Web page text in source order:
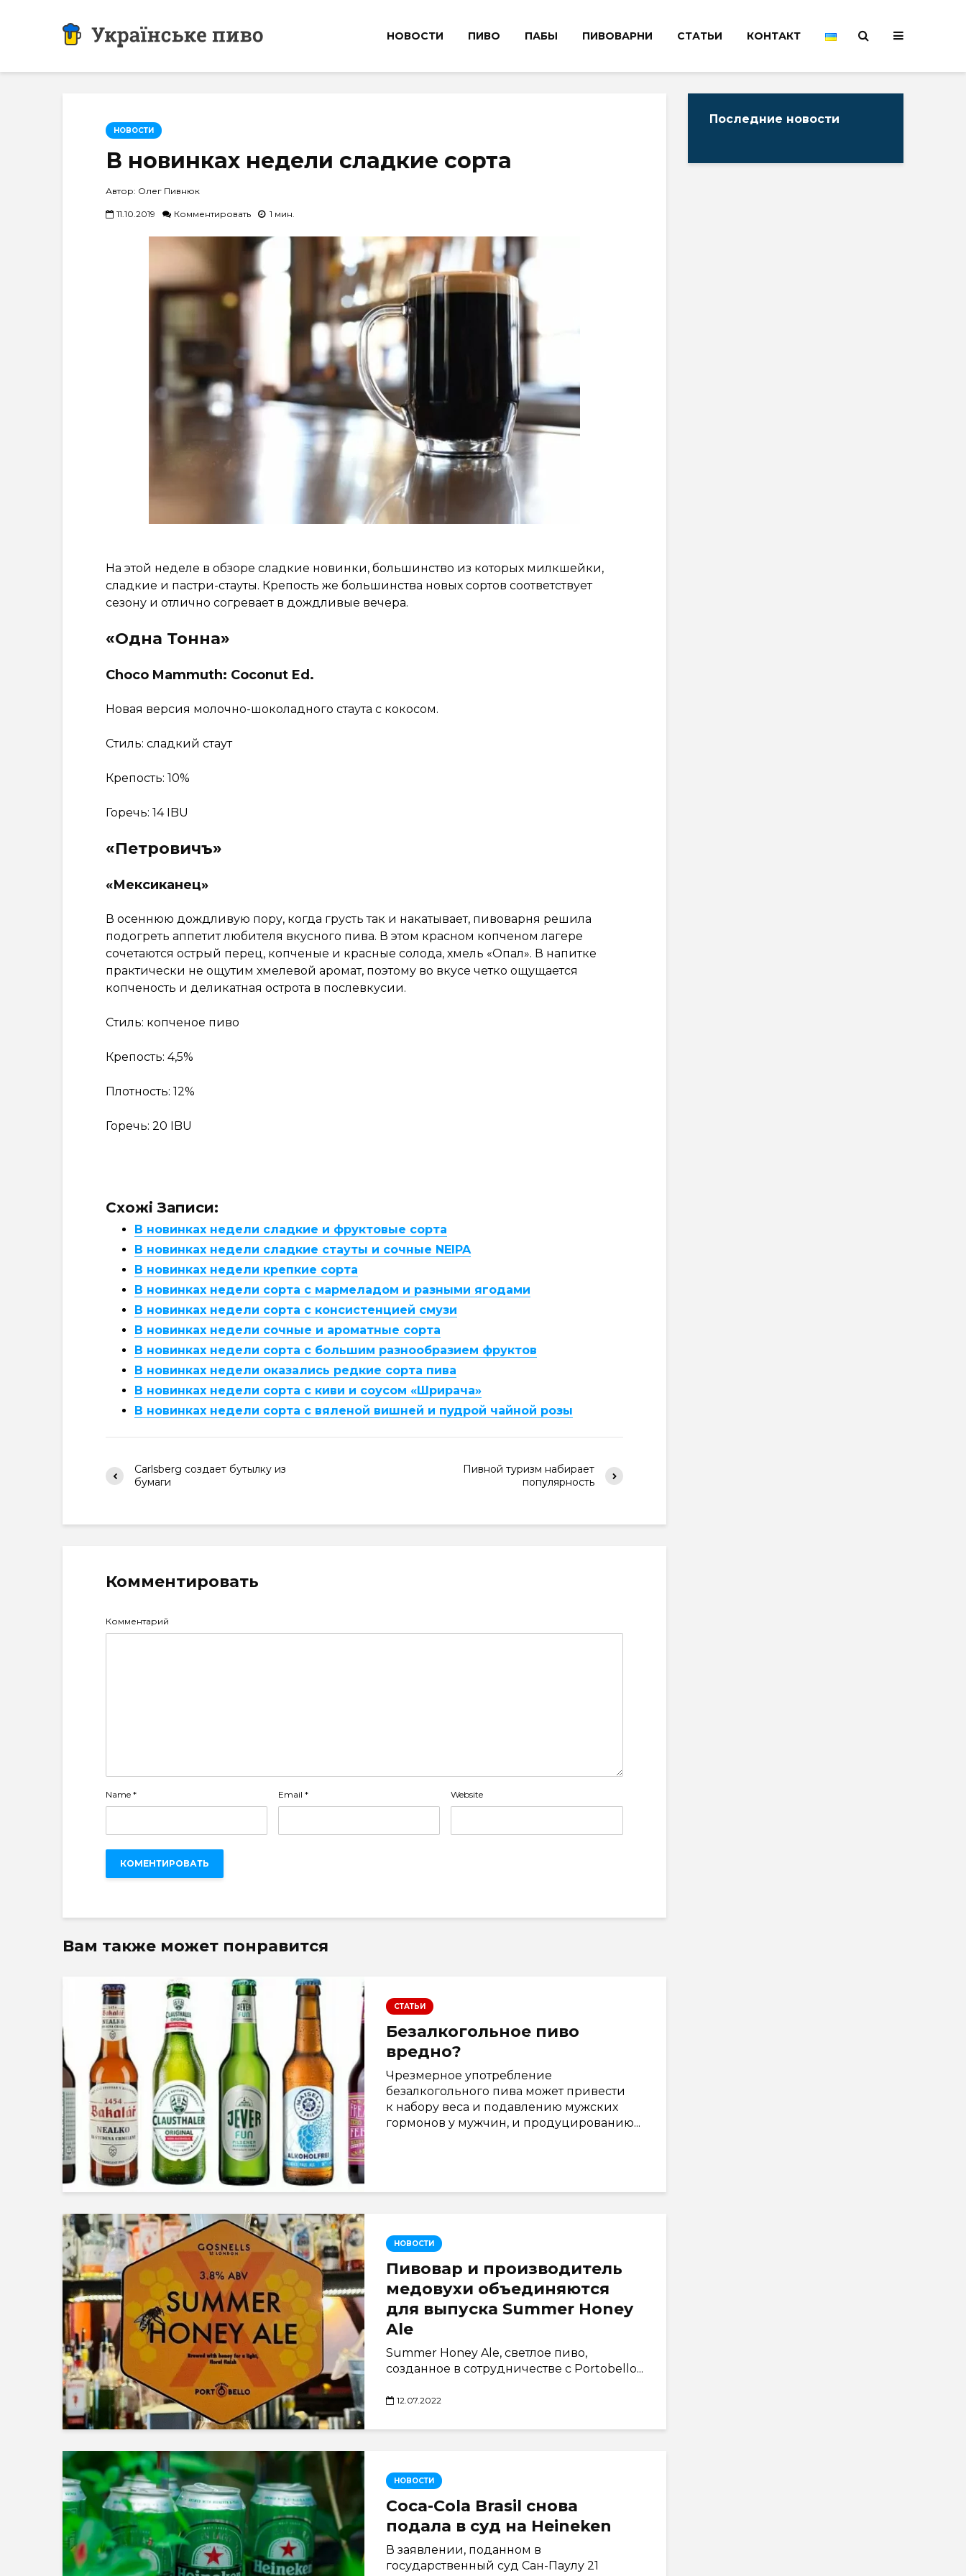
НОВОСТИ ПИВО ПАБЫ ПИВОВАРНИ СТАТЬИ КОНТАКТ
НОВОСТИ
В новинках недели сладкие сорта
Автор: Олег Пивнюк
11.10.2019 Комментировать 1 мин.
На этой неделе в обзоре сладкие новинки, большинство из которых милкшейки,
сладкие и пастри-стауты. Крепость же большинства новых сортов соответствует
сезону и отлично согревает в дождливые вечера.
«Одна Тонна»
Choco Mammuth: Coconut Ed.
Новая версия молочно-шоколадного стаута с кокосом.
Стиль: сладкий стаут
Крепость: 10%
Горечь: 14 IBU
«Петровичъ»
«Мексиканец»
В осеннюю дождливую пору, когда грусть так и накатывает, пивоварня решила
подогреть аппетит любителя вкусного пива. В этом красном копченом лагере
сочетаются острый перец, копченые и красные солода, хмель «Опал». В напитке
практически не ощутим хмелевой аромат, поэтому во вкусе четко ощущается
копченость и деликатная острота в послевкусии.
Стиль: копченое пиво
Крепость: 4,5%
Плотность: 12%
Горечь: 20 IBU
Схожі Записи:
В новинках недели сладкие и фруктовые сорта
В новинках недели сладкие стауты и сочные NEIPA
В новинках недели крепкие сорта
В новинках недели сорта с мармеладом и разными ягодами
В новинках недели сорта с консистенцией смузи
В новинках недели сочные и ароматные сорта
В новинках недели сорта с большим разнообразием фруктов
В новинках недели оказались редкие сорта пива
В новинках недели сорта с киви и соусом «Шрирача»
В новинках недели сорта с вяленой вишней и пудрой чайной розы
Carlsberg создает бутылку из
бумаги
Пивной туризм набирает
популярность
Комментировать
Комментарий
Name * Email * Website
Вам также может понравится
СТАТЬИ
Безалкогольное пиво
вредно?
Чрезмерное употребление
безалкогольного пива может привести
к набору веса и подавлению мужских
гормонов у мужчин, и продуцированию...
НОВОСТИ
Пивовар и производитель
медовухи объединяются
для выпуска Summer Honey
Ale
Summer Honey Ale, светлое пиво,
созданное в сотрудничестве с Portobello...
12.07.2022
НОВОСТИ
Coca-Cola Brasil снова
подала в суд на Heineken
В заявлении, поданном в
государственный суд Сан-Паулу 21
Последние новости